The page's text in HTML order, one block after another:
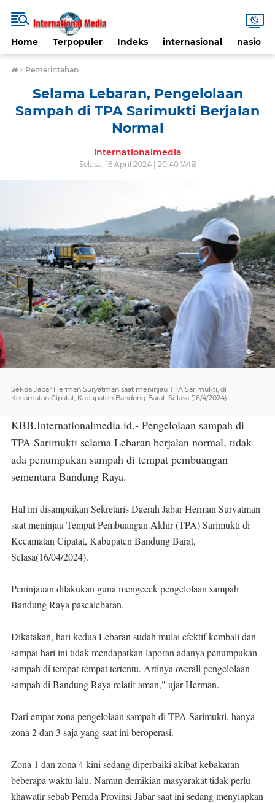
Home Terpopuler Indeks internasional nasional
› Pemerintahan
Selama Lebaran, Pengelolaan
Sampah di TPA Sarimukti Berjalan
Normal
internationalmedia
Selasa, 16 April 2024 | 20:40 WIB
Sekda Jabar Herman Suryatman saat meninjau TPA Sarimukti, di
Kecamatan Cipatat, Kabupaten Bandung Barat, Selasa (16/4/2024)
KBB.Internationalmedia.id.- Pengelolaan sampah di
TPA Sarimukti selama Lebaran berjalan normal, tidak
ada penumpukan sampah di tempat pembuangan
sementara Bandung Raya.
Hal ini disampaikan Sekretaris Daerah Jabar Herman Suryatman
saat meninjau Tempat Pembuangan Akhir (TPA) Sarimukti di
Kecamatan Cipatat, Kabupaten Bandung Barat,
Selasa(16/04/2024).
Peninjauan dilakukan guna mengecek pengelolaan sampah
Bandung Raya pascalebaran.
Dikatakan, hari kedua Lebaran sudah mulai efektif kembali dan
sampai hari ini tidak mendapatkan laporan adanya penumpukan
sampah di tempat-tempat tertentu. Artinya overall pengelolaan
sampah di Bandung Raya relatif aman," ujar Herman.
Dari empat zona pengelolaan sampah di TPA Sarimukti, hanya
zona 2 dan 3 saja yang saat ini beroperasi.
Zona 1 dan zona 4 kini sedang diperbaiki akibat kebakaran
beberapa waktu lalu. Namun demikian masyarakat tidak perlu
khawatir sebab Pemda Provinsi Jabar saat ini sedang menyiapkan